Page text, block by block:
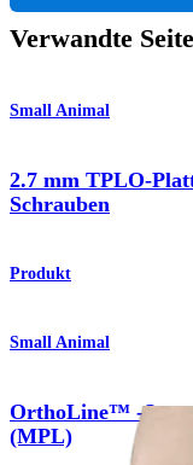
Verwandte
Small Animal
2.7 mm TPLO-
Schrauben
Produkt
Small Animal
OrthoLine™ -
(MPL)